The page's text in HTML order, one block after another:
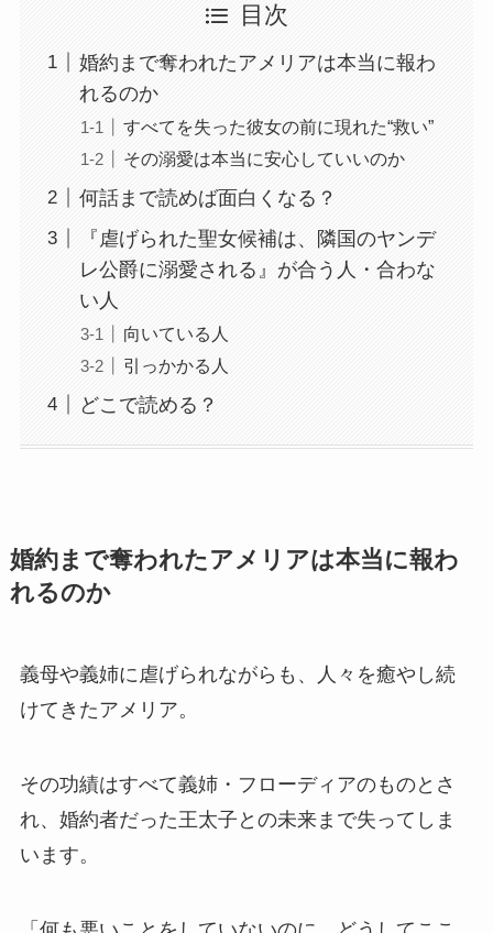
目次
婚約まで奪われたアメリアは本当に報わ
れるのか
すべてを失った彼女の前に現れた“救い”
その溺愛は本当に安心していいのか
何話まで読めば面白くなる？
『虐げられた聖女候補は、隣国のヤンデ
レ公爵に溺愛される』が合う人・合わな
い人
向いている人
引っかかる人
どこで読める？
婚約まで奪われたアメリアは本当に報わ
れるのか
義母や義姉に虐げられながらも、人々を癒やし続
けてきたアメリア。
その功績はすべて義姉・フローディアのものとさ
れ、婚約者だった王太子との未来まで失ってしま
います。